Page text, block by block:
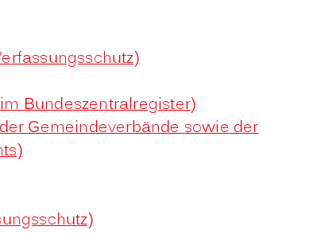
Bundeszentralregister)
Gemeindeverbände sowie der